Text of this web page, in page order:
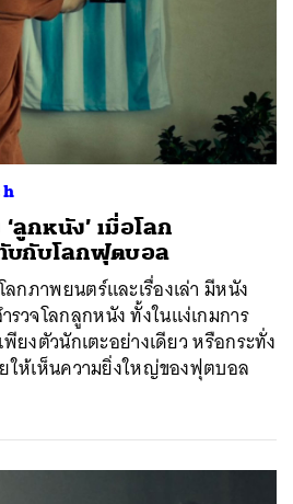
ลูกหนัง’ เมื่อโลก
บกับโลกฟุตบอล
ภาพยนตร์และเรื่องเล่า มีหนัง
วจโลกลูกหนัง ทั้งในแง่เกมการ
ยงตัวนักเตะอย่างเดียว หรือกระทั่ง
ให้เห็นความยิ่งใหญ่ของฟุตบอล